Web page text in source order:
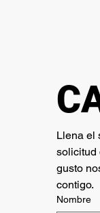
Llena el
solicitud
gusto
contigo.
Nombre